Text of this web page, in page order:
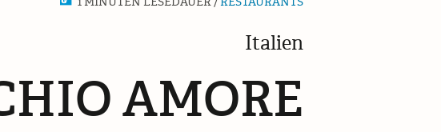
1 MINUTEN LESEDAUER /RESTAURANTS
Italien
AMORE